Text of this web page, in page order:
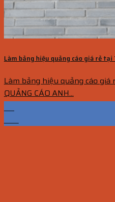
Làm bảng hiệu quảng cáo giá rẻ tại
Làm bảng hiệu quảng cáo giá
QUẢNG CÁO ANH...
04
Th5